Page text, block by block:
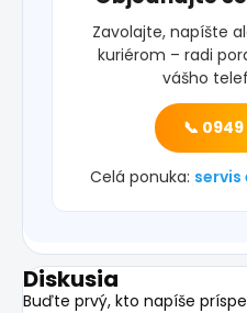
Zavolajte, napíšte
kuriérom – radi
vášho
📞
Celá ponuka: servis
Diskusia
Buďte prvý, kto napíše